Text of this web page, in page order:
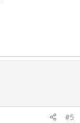
#5